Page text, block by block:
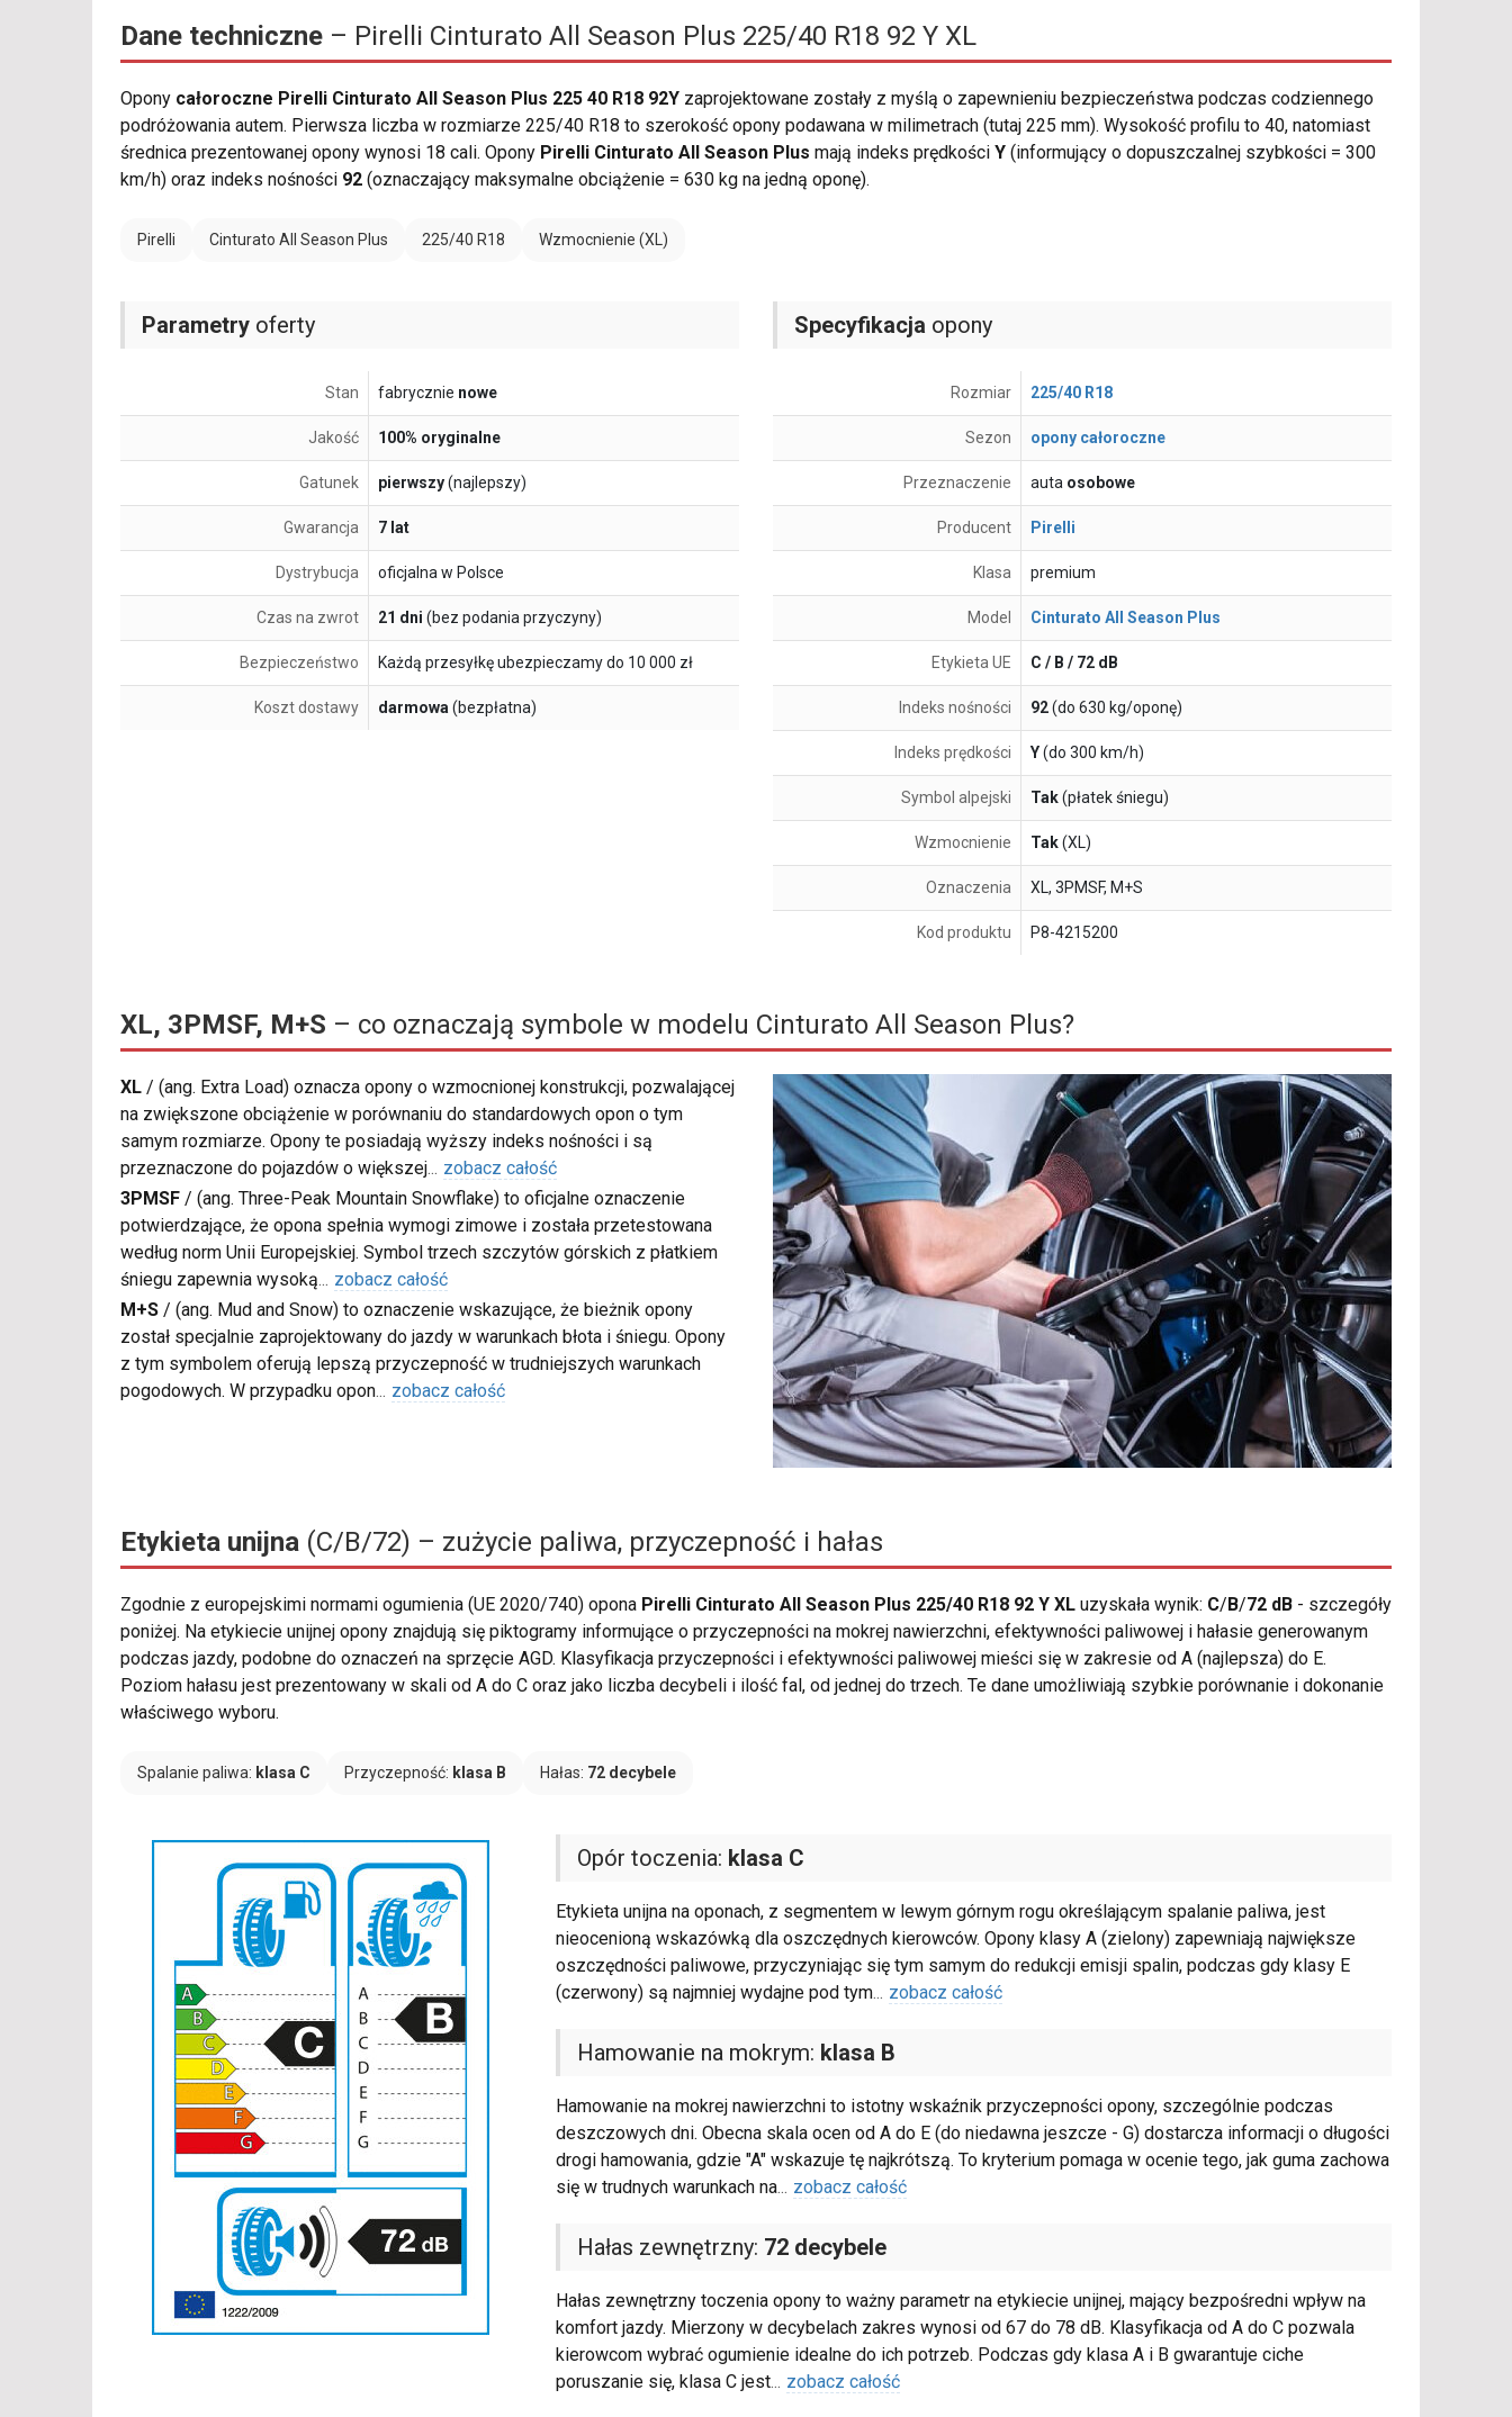
Dane techniczne – Pirelli Cinturato All Season Plus 225/40 R18 92 Y XL
Opony całoroczne Pirelli Cinturato All Season Plus 225 40 R18 92Y zaprojektowane zostały z myślą o zapewnieniu bezpieczeństwa podczas codziennego
podróżowania autem. Pierwsza liczba w rozmiarze 225/40 R18 to szerokość opony podawana w milimetrach (tutaj 225 mm). Wysokość profilu to 40, natomiast
średnica prezentowanej opony wynosi 18 cali. Opony Pirelli Cinturato All Season Plus mają indeks prędkości Y (informujący o dopuszczalnej szybkości = 300
km/h) oraz indeks nośności 92 (oznaczający maksymalne obciążenie = 630 kg na jedną oponę).
Pirelli Cinturato All Season Plus 225/40 R18 Wzmocnienie (XL)
Parametry oferty
Stan fabrycznie nowe
Jakość 100% oryginalne
Gatunek pierwszy(najlepszy)
Gwarancja 7 lat
Dystrybucja oficjalna w Polsce
Czas na zwrot 21 dni (bez podania przyczyny)
Bezpieczeństwo Każdą przesyłkę ubezpieczamy do 10 000 zł
Koszt dostawy darmowa(bezpłatna)
Specyfikacja opony
Rozmiar 225/40 R18
Sezon opony całoroczne
Przeznaczenie auta osobowe
Producent Pirelli
Klasa premium
Model Cinturato All Season Plus
Etykieta UE C / B / 72 dB
Indeks nośności 92(do 630 kg/oponę)
Indeks prędkości Y(do 300 km/h)
Symbol alpejski Tak(płatek śniegu)
Wzmocnienie Tak(XL)
Oznaczenia XL, 3PMSF, M+S
Kod produktu P8-4215200
XL, 3PMSF, M+S – co oznaczają symbole w modelu Cinturato All Season Plus?
XL / (ang. Extra Load) oznacza opony o wzmocnionej konstrukcji, pozwalającej
na zwiększone obciążenie w porównaniu do standardowych opon o tym
samym rozmiarze. Opony te posiadają wyższy indeks nośności i są
przeznaczone do pojazdów o większej... zobacz całość
3PMSF / (ang. Three-Peak Mountain Snowflake) to oficjalne oznaczenie
potwierdzające, że opona spełnia wymogi zimowe i została przetestowana
według norm Unii Europejskiej. Symbol trzech szczytów górskich z płatkiem
śniegu zapewnia wysoką... zobacz całość
M+S / (ang. Mud and Snow) to oznaczenie wskazujące, że bieżnik opony
został specjalnie zaprojektowany do jazdy w warunkach błota i śniegu. Opony
z tym symbolem oferują lepszą przyczepność w trudniejszych warunkach
pogodowych. W przypadku opon... zobacz całość
Etykieta unijna (C/B/72) – zużycie paliwa, przyczepność i hałas
Zgodnie z europejskimi normami ogumienia (UE 2020/740) opona Pirelli Cinturato All Season Plus 225/40 R18 92 Y XL uzyskała wynik: C/ B/72 dB - szczegóły
poniżej. Na etykiecie unijnej opony znajdują się piktogramy informujące o przyczepności na mokrej nawierzchni, efektywności paliwowej i hałasie generowanym
podczas jazdy, podobne do oznaczeń na sprzęcie AGD. Klasyfikacja przyczepności i efektywności paliwowej mieści się w zakresie od A (najlepsza) do E.
Poziom hałasu jest prezentowany w skali od A do C oraz jako liczba decybeli i ilość fal, od jednej do trzech. Te dane umożliwiają szybkie porównanie i dokonanie
właściwego wyboru.
Spalanie paliwa: klasa C Przyczepność: klasa B Hałas: 72 decybele
Opór toczenia: klasa C
Etykieta unijna na oponach, z segmentem w lewym górnym rogu określającym spalanie paliwa, jest
nieocenioną wskazówką dla oszczędnych kierowców. Opony klasy A (zielony) zapewniają największe
oszczędności paliwowe, przyczyniając się tym samym do redukcji emisji spalin, podczas gdy klasy E
(czerwony) są najmniej wydajne pod tym... zobacz całość
Hamowanie na mokrym: klasa B
Hamowanie na mokrej nawierzchni to istotny wskaźnik przyczepności opony, szczególnie podczas
deszczowych dni. Obecna skala ocen od A do E (do niedawna jeszcze - G) dostarcza informacji o długości
drogi hamowania, gdzie "A" wskazuje tę najkrótszą. To kryterium pomaga w ocenie tego, jak guma zachowa
się w trudnych warunkach na... zobacz całość
Hałas zewnętrzny: 72 decybele
Hałas zewnętrzny toczenia opony to ważny parametr na etykiecie unijnej, mający bezpośredni wpływ na
komfort jazdy. Mierzony w decybelach zakres wynosi od 67 do 78 dB. Klasyfikacja od A do C pozwala
kierowcom wybrać ogumienie idealne do ich potrzeb. Podczas gdy klasa A i B gwarantuje ciche
poruszanie się, klasa C jest... zobacz całość